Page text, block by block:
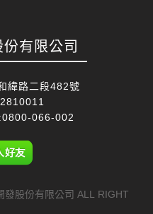
有限公司
緯路二段482號
066-002
發股份有限公司 ALL RIGHT